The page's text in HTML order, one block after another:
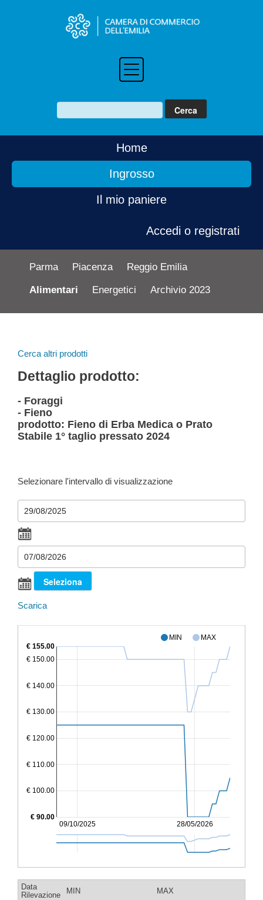
Home
Ingrosso
Il mio paniere
Accedi o registrati
Parma Piacenza Reggio Emilia
Alimentari Energetici Archivio 2023
Cerca altri prodotti
Dettaglio prodotto:
- Foraggi
- Fieno
prodotto: Fieno di Erba Medica o Prato
Stabile 1° taglio pressato 2024
Selezionare l'intervallo di visualizzazione
Scarica
MIN MAX
09/10/2025 28/05/2026
€ 100.00
€ 110.00
€ 120.00
€ 130.00
€ 140.00
€ 150.00
€ 90.00
€ 155.00
Data
Rilevazione
MIN MAX